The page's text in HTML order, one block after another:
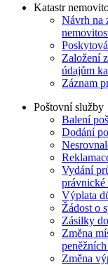
Katastr
Návrh na
Založení
údajům
Záznam
Poštovní služby
Balení
Dodání
Vydání
právnické
Výplata
Žádost o
Zásilky
Změna
Změna